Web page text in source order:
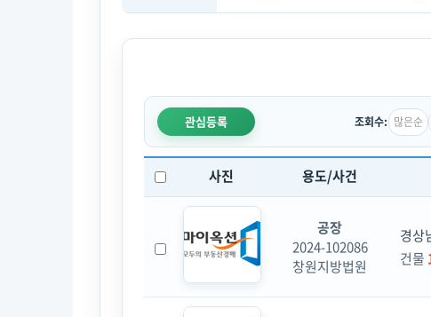
관심등록 조회수: 많은순
사진 용도/사건
공장
2024-102086
창원지방법원
경상
건물